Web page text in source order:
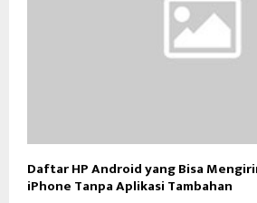
Daftar HP Android yang Bisa
iPhone Tanpa Aplikasi Tambahan